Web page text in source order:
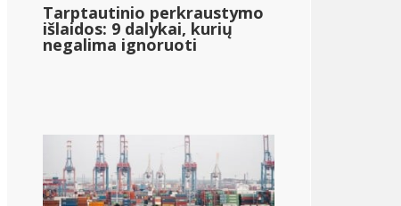
Tarptautinio perkraustymo
išlaidos: 9 dalykai, kurių
negalima ignoruoti